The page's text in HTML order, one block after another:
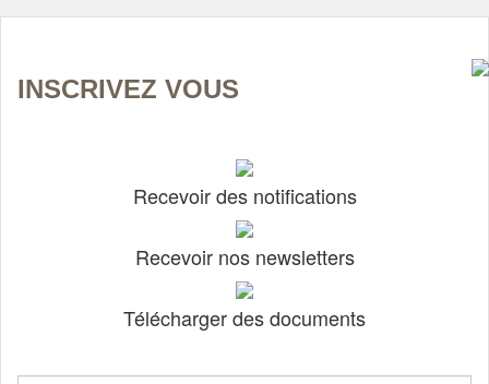
INSCRIVEZ VOUS
Recevoir des notifications
Recevoir nos newsletters
Télécharger des documents